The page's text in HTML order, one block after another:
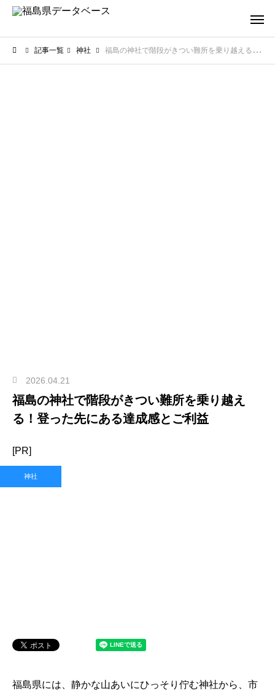
記事一覧 神社 福島の神社で階段がきつい難所を乗り越える！登った先にある達成感とご利益
2026.04.21
福島の神社で階段がきつい難所を乗り越え
る！登った先にある達成感とご利益
[PR]
神社
福島県には、静かな山あいにひっそり佇む神社から、市